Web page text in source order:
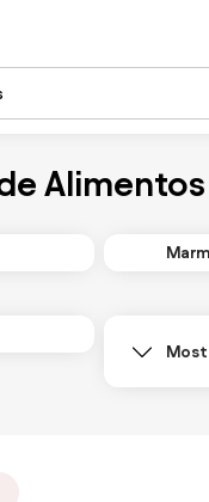
Alimentos